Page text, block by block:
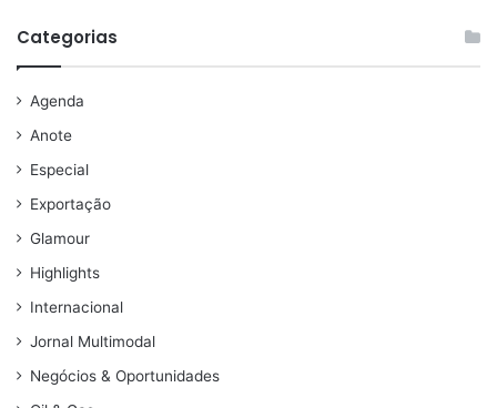
Categorias
Agenda
Anote
Especial
Exportação
Glamour
Highlights
Internacional
Jornal Multimodal
Negócios & Oportunidades